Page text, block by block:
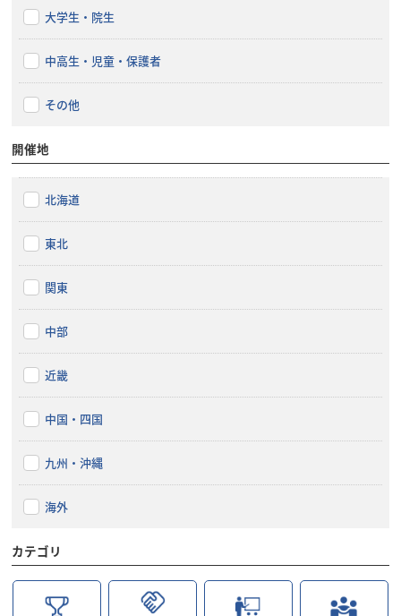
大学生・院生
中高生・児童・保護者
その他
開催地
北海道
東北
関東
中部
近畿
中国・四国
九州・沖縄
海外
カテゴリ